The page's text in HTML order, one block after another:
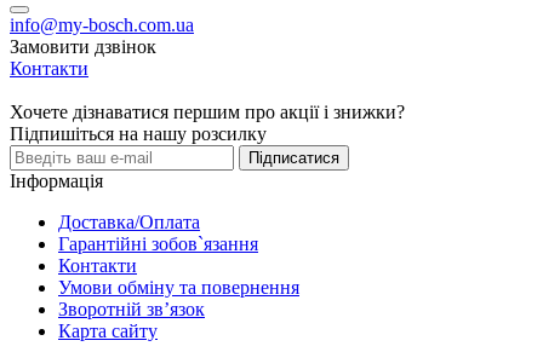
info@my-bosch.com.ua
Замовити дзвінок
Контакти
Хочете дізнаватися першим про акції і знижки?
Підпишіться на нашу розсилку
Підписатися
Інформація
Доставка/Оплата
Гарантійні зобов`язання
Контакти
Умови обміну та повернення
Зворотній зв’язок
Карта сайту